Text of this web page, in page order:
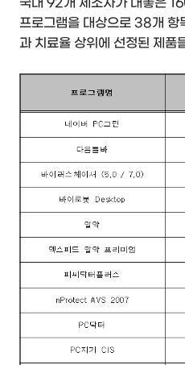
프로그램을 대상으로 38개 항
과 치료율 상위에 선정된 제품